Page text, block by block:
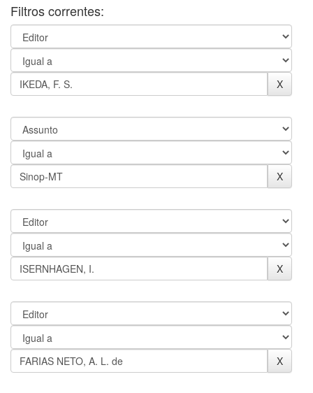
Filtros correntes: